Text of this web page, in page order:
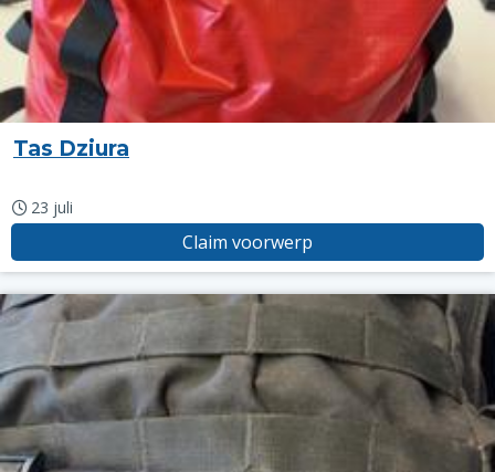
Tas Dziura
23 juli
Claim voorwerp